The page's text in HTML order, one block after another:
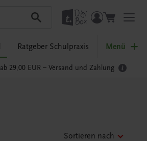
Ratgeber Schulpraxis Menü
ab 29,00 EUR – Versand und Zahlung
Sortieren nach